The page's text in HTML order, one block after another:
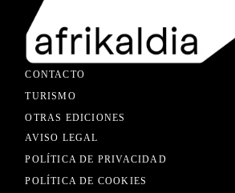
CONTACTO
TURISMO
OTRAS EDICIONES
AVISO LEGAL
POLÍTICA DE PRIVACIDAD
POLÍTICA DE COOKIES